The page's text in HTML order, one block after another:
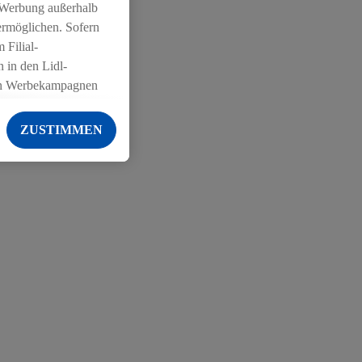
außerhalb
Sofern
Filial-
in den Lidl-
Diensten
der Lidl-Dienste,
Geschlecht -
in Ihr
Adresse von uns
erkennen und
ZUSTIMMEN